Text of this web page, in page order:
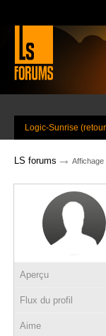
Logic-Sunrise
LS forums → Affichage
Aperçu
Flux du profil
Aime